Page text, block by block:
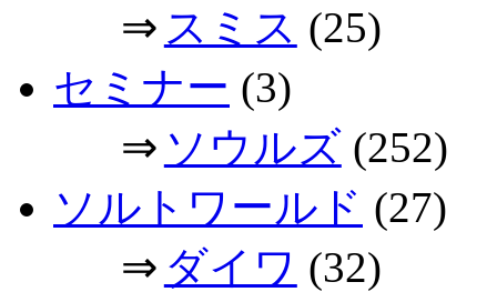
⇒ スミス (25)
セミナー (3)
⇒ ソウルズ(252)
ソルトワールド (27)
⇒ ダイワ (32)